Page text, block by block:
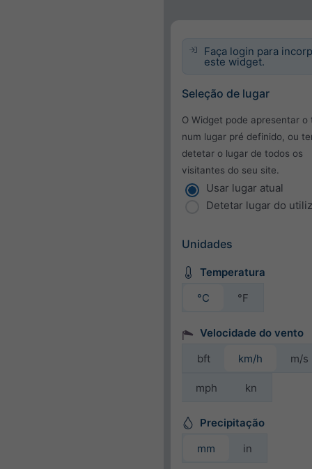
Faça login para
este widget.
Seleção de lugar
O Widget pode apresentar o
num lugar pré definido, ou
detetar o lugar de todos os
visitantes do seu site.
Usar lugar atual
Detetar lugar do
Unidades
Temperatura
°C
°F
Velocidade do vento
bft
km/h m/s
mph kn
Precipitação
mm
in